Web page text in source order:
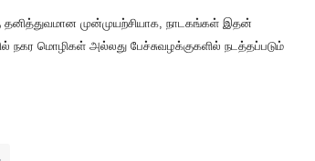
முன்முயற்சியாக, நாடகங்கள் இதன்
நகர மொழிகள் அல்லது பேச்சுவழக்குகளில் நடத்தப்படும்